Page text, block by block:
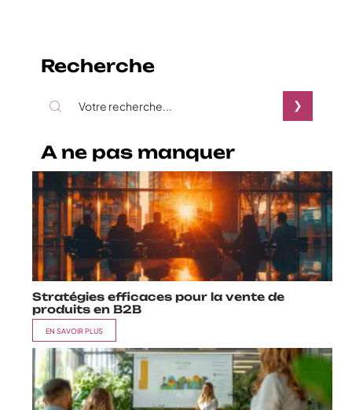
Recherche
A ne pas manquer
Stratégies efficaces pour la vente de
produits en B2B
EN SAVOIR PLUS